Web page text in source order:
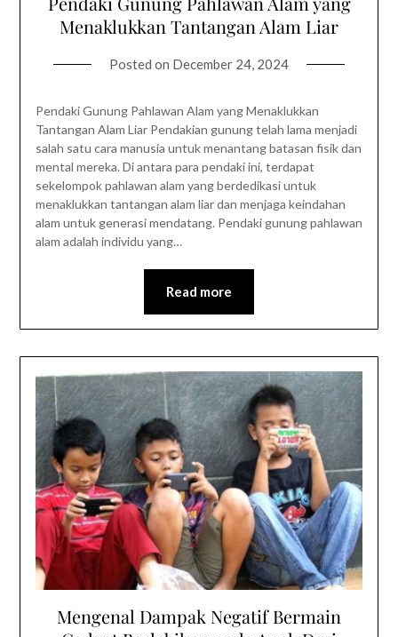
Menaklukkan Tantangan Alam Liar
Posted on December 24, 2024
Pendaki Gunung Pahlawan Alam yang Menaklukkan
Tantangan Alam Liar Pendakian gunung telah lama menjadi
salah satu cara manusia untuk menantang batasan fisik dan
mental mereka. Di antara para pendaki ini, terdapat
sekelompok pahlawan alam yang berdedikasi untuk
menaklukkan tantangan alam liar dan menjaga keindahan
alam untuk generasi mendatang. Pendaki gunung pahlawan
alam adalah individu yang…
Read more
Mengenal Dampak Negatif Bermain